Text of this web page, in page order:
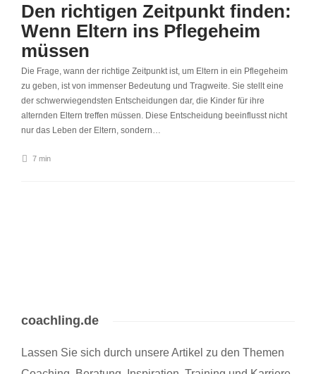
Den richtigen Zeitpunkt finden:
Wenn Eltern ins Pflegeheim
müssen
Die Frage, wann der richtige Zeitpunkt ist, um Eltern in ein Pflegeheim
zu geben, ist von immenser Bedeutung und Tragweite. Sie stellt eine
der schwerwiegendsten Entscheidungen dar, die Kinder für ihre
alternden Eltern treffen müssen. Diese Entscheidung beeinflusst nicht
nur das Leben der Eltern, sondern…
7 min
coachling.de
Lassen Sie sich durch unsere Artikel zu den Themen